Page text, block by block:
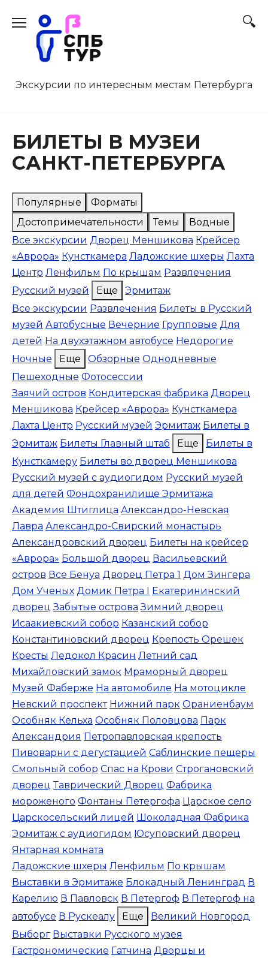
содержанию
Экскурсии по интересным местам Петербурга
БИЛЕТЫ В МУЗЕИ
САНКТ-ПЕТЕРБУРГА
Популярные
Форматы
Достопримечательности
Темы
Водные
Все экскурсии Дворец Меншикова Крейсер
«Аврора» Кунсткамера Ладожские шхеры Лахта
Центр Ленфильм По крышам Развлечения
Русский музей
Еще
Эрмитаж
Все экскурсии Развлечения Билеты в Русский
музей Автобусные Вечерние Групповые Для
детей На двухэтажном автобусе Недорогие
Ночные
Еще Обзорные Однодневные
Пешеходные Фотосессии
Заячий остров Кондитерская фабрика Дворец
Меншикова Крейсер «Аврора» Кунсткамера
Лахта Центр Русский музей Эрмитаж Билеты в
Эрмитаж Билеты Главный штаб Еще
Билеты в
Кунсткамеру Билеты во дворец Меншикова
Русский музей с аудиогидом Русский музей
для детей Фондохранилище Эрмитажа
Академия Штиглица Александро-Невская
Лавра Александро-Свирский монастырь
Александровский дворец Билеты на крейсер
«Аврора» Большой дворец Васильевский
остров Все Бенуа Дворец Петра 1 Дом Зингера
Дом Ученых Домик Петра I Екатерининский
дворец Забытые острова Зимний дворец
Исаакиевский собор Казанский собор
Константиновский дворец Крепость Орешек
Кресты Ледокол Красин Летний сад
Михайловский замок Мраморный дворец
Музей Фаберже На автомобиле На мотоцикле
Невский проспект Нижний парк Ораниенбаум
Особняк Кельха Особняк Половцова Парк
Александрия Петропавловская крепость
Пивоварни с дегустацией Саблинские пещеры
Смольный собор Спас на Крови Строгановский
дворец Таврический Дворец Фабрика
мороженого Фонтаны Петергофа Царское село
Царскосельский лицей Шоколадная Фабрика
Эрмитаж с аудиогидом Юсуповский дворец
Янтарная комната
Ладожские шхеры Ленфильм По крышам
Выставки в Эрмитаже Блокадный Ленинград В
Карелию В Павловск В Петергоф В Петергоф на
автобусе В Рускеалу Еще
Великий Новгород
Выборг Выставки Русского музея
Гастрономические Гатчина Дворцы и